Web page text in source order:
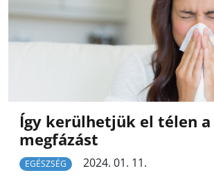
Így kerülhetjük el télen a
megfázást
EGÉSZSÉG
2024. 01. 11.